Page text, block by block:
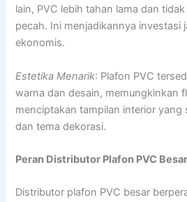
lain, PVC lebih tahan lama dan
pecah. Ini menjadikannya investasi
ekonomis.
Estetika Menarik: Plafon PVC
warna dan desain, memungkinkan
menciptakan tampilan interior yang
dan tema dekorasi.
Peran Distributor Plafon PVC Besar
Distributor plafon PVC besar